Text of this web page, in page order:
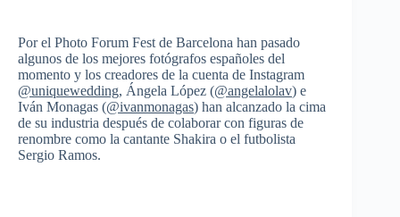
Por el Photo Forum Fest de Barcelona han pasado
algunos de los mejores fotógrafos españoles del
momento y los creadores de la cuenta de Instagram
@uniquewedding, Ángela López (@angelalolav) e
Iván Monagas (@ivanmonagas) han alcanzado la cima
de su industria después de colaborar con figuras de
renombre como la cantante Shakira o el futbolista
Sergio Ramos.